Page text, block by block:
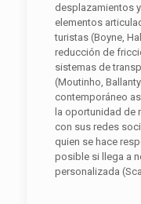
desplazamientos
elementos
turistas (Boyne,
reducción de
sistemas de
(Moutinho,
contemporáneo
la oportunidad de
con sus redes
quien se hace
posible si llega a
personalizada